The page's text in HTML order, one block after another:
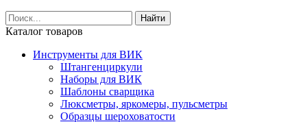
Найти
Каталог товаров
Инструменты для ВИК
Штангенциркули
Наборы для ВИК
Шаблоны сварщика
Люксметры, яркомеры, пульсметры
Образцы шероховатости